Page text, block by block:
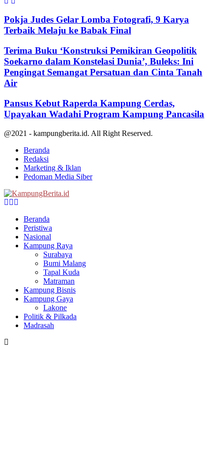
Pokja Judes Gelar Lomba Fotografi, 9 Karya
Terbaik Melaju ke Babak Final
Terima Buku ‘Konstruksi Pemikiran Geopolitik
Soekarno dalam Konstelasi Dunia’, Buleks: Ini
Pengingat Semangat Persatuan dan Cinta Tanah
Air
Pansus Kebut Raperda Kampung Cerdas,
Upayakan Wadahi Program Kampung Pancasila
@2021 - kampungberita.id. All Right Reserved.
Beranda
Redaksi
Marketing & Iklan
Pedoman Media Siber
Facebook
Twitter
Beranda
Peristiwa
Nasional
Kampung Raya
Surabaya
Bumi Malang
Tapal Kuda
Matraman
Kampung Bisnis
Kampung Gaya
Lakone
Politik & Pilkada
Madrasah